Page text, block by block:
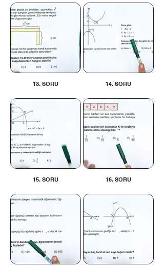
13. SORU 14. SORU
15. SORU 16. SORU